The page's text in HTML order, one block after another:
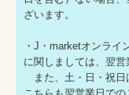
ざいます。
・J・marketオンライ
に関しましては、翌営
また、土・日・祝日